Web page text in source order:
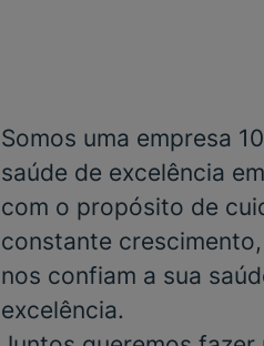
Somos uma empresa
saúde de excelência
com o propósito de
constante
nos confiam a sua
excelência.